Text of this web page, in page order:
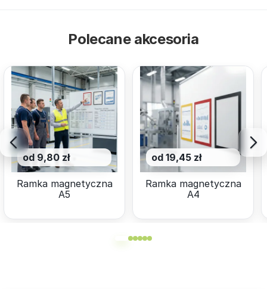
Polecane akcesoria
od 9,80 zł
Ramka magnetyczna
A5
od 19,45 zł
Ramka magnetyczna
A4